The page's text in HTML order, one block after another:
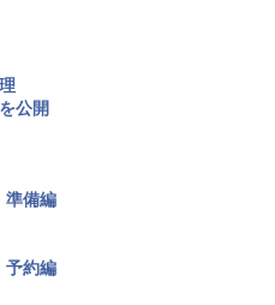
公開
準備編
予約編